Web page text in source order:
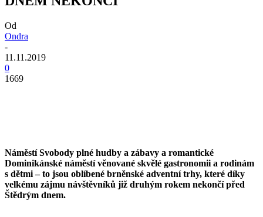
Od
Ondra
-
11.11.2019
0
1669
Náměstí Svobody plné hudby a zábavy a romantické
Dominikánské náměstí věnované skvělé gastronomii a rodinám
s dětmi – to jsou oblíbené brněnské adventní trhy, které díky
velkému zájmu návštěvníků již druhým rokem nekončí před
Štědrým dnem.